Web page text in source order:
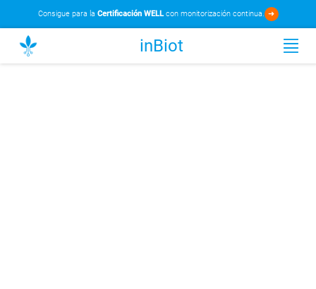
Consigue para la Certificación WELLcon monitorización continua. ➜
inBiot